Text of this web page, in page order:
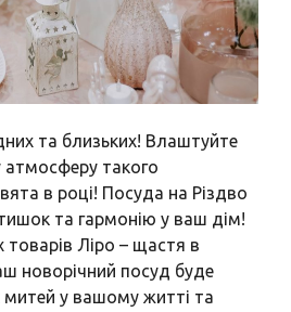
та близьких! Влаштуйте
атмосферу такого
в році! Посуда на Різдво
та гармонію у ваш дім!
товарів Ліро – щастя в
новорічний посуд буде
у вашому житті та